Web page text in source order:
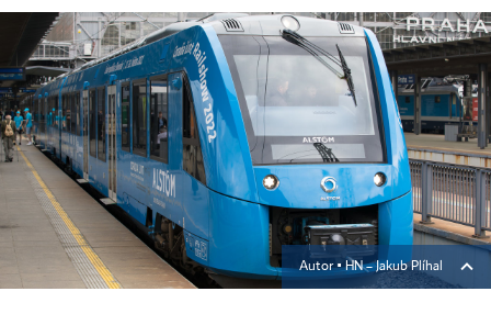
Autor ▪HN – Jakub Plíhal